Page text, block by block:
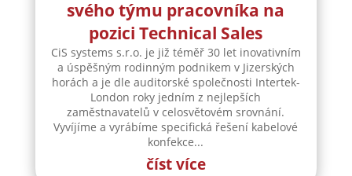
svého týmu pracovníka na
pozici Technical Sales
CiS systems s.r.o. je již téměř 30 let inovativním
a úspěšným rodinným podnikem v Jizerských
horách a je dle auditorské společnosti Intertek-
London roky jedním z nejlepších
zaměstnavatelů v celosvětovém srovnání.
Vyvíjíme a vyrábíme specifická řešení kabelové
konfekce...
číst více